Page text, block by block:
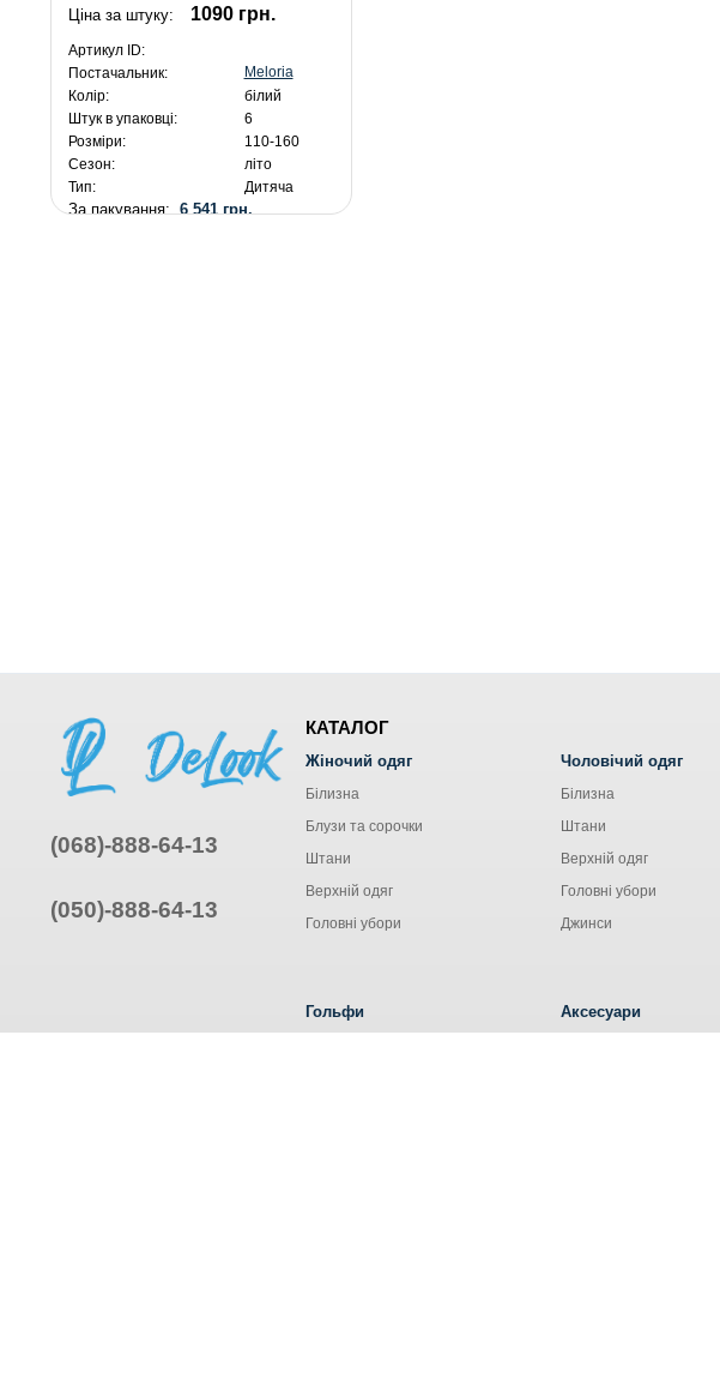
Ціна за штуку: 1090 грн.
Артикул ID:
Постачальник:
Meloria
Колір:
білий
Штук в упаковці:
6
Розміри:
110-160
Сезон:
літо
Тип:
Дитяча
За пакування:6 541 грн.
(068)-888-64-13
(050)-888-64-13
КАТАЛОГ
Жіночий одяг
Білизна
Блузи та сорочки
Штани
Верхній одяг
Головні убори
Чоловічий одяг
Білизна
Штани
Верхній одяг
Головні убори
Джинси
Гольфи Аксесуари